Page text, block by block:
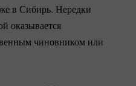
в Сибирь. Нередки
оказывается
чиновником или